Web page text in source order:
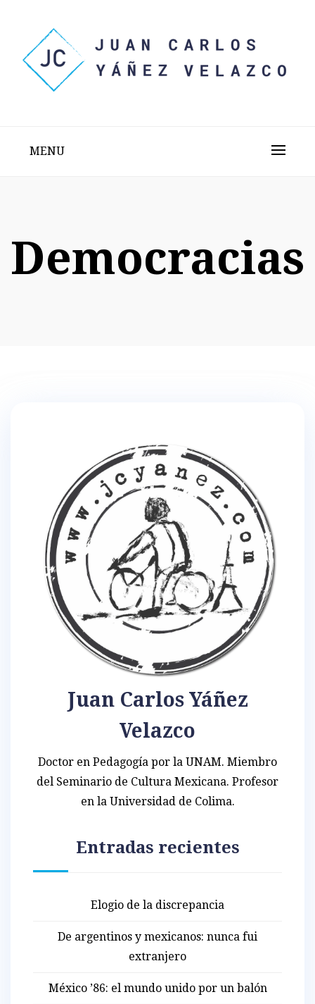
content
MENU
Democracias
Juan Carlos Yáñez
Velazco
Doctor en Pedagogía por la UNAM. Miembro
del Seminario de Cultura Mexicana. Profesor
en la Universidad de Colima.
Entradas recientes
Elogio de la discrepancia
De argentinos y mexicanos: nunca fui
extranjero
México ’86: el mundo unido por un balón